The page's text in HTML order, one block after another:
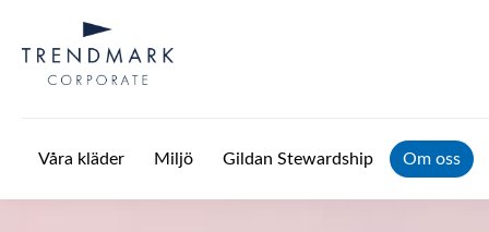
Våra kläder Miljö Gildan Stewardship Om oss